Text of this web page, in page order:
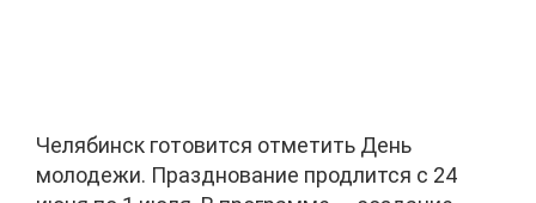
Челябинск готовится отметить День
молодежи. Празднование продлится с 24